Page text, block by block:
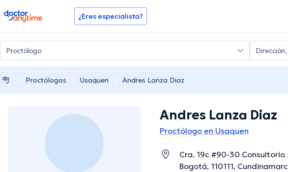
doctoranytime ¿Eres especialista?
Proctólogos Usaquen Andres Lanza Diaz
Andres Lanza Diaz
Proctólogo en Usaquen
Cra. 19c #90-30 Consultorio
Bogotá, 110111,